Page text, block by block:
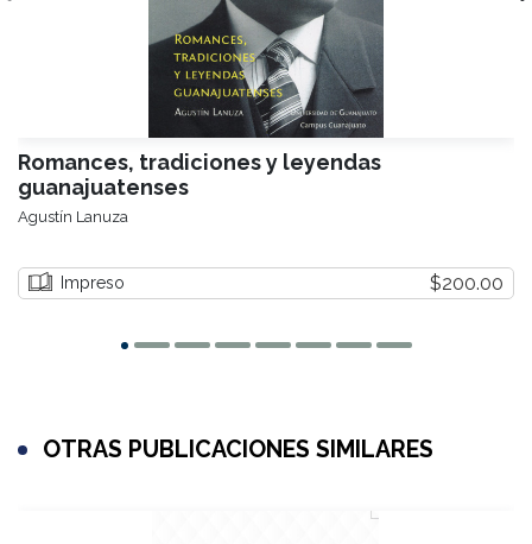
Romances, tradiciones y leyendas
guanajuatenses
Agustín Lanuza
Impreso $200.00
OTRAS PUBLICACIONES SIMILARES